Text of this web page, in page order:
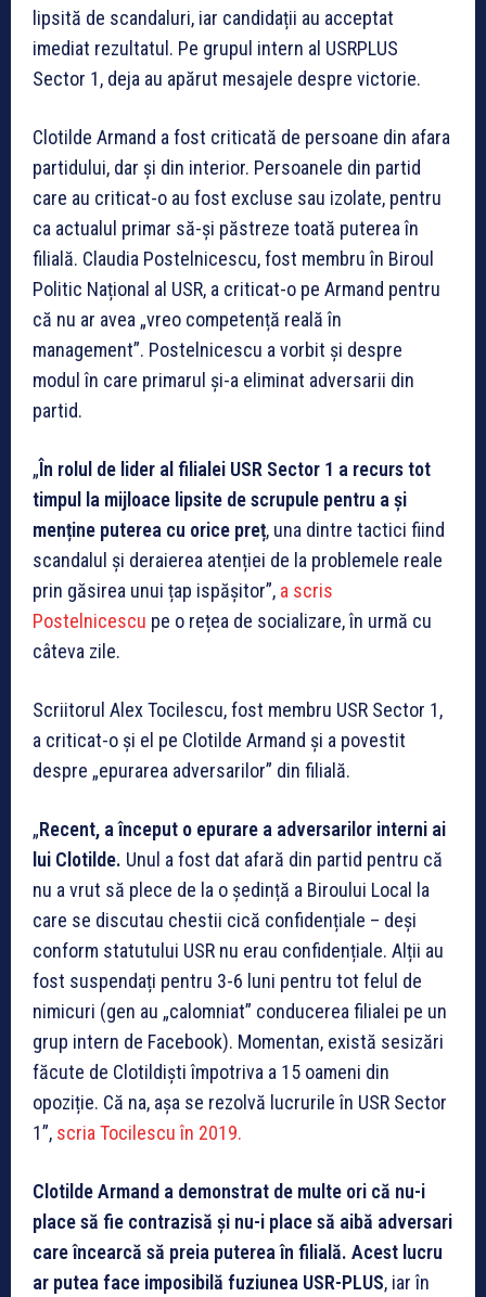
lipsită de scandaluri, iar candidații au acceptat
imediat rezultatul. Pe grupul intern al USRPLUS
Sector 1, deja au apărut mesajele despre victorie.
Clotilde Armand a fost criticată de persoane din afara
partidului, dar și din interior. Persoanele din partid
care au criticat-o au fost excluse sau izolate, pentru
ca actualul primar să-și păstreze toată puterea în
filială. Claudia Postelnicescu, fost membru în Biroul
Politic Național al USR, a criticat-o pe Armand pentru
că nu ar avea „vreo competență reală în
management”. Postelnicescu a vorbit și despre
modul în care primarul și-a eliminat adversarii din
partid.
„În rolul de lider al filialei USR Sector 1 a recurs tot
timpul la mijloace lipsite de scrupule pentru a și
menține puterea cu orice preț, una dintre tactici fiind
scandalul și deraierea atenției de la problemele reale
prin găsirea unui țap ispășitor”, a scris
Postelnicescu pe o rețea de socializare, în urmă cu
câteva zile.
Scriitorul Alex Tocilescu, fost membru USR Sector 1,
a criticat-o și el pe Clotilde Armand și a povestit
despre „epurarea adversarilor” din filială.
„Recent, a început o epurare a adversarilor interni ai
lui Clotilde. Unul a fost dat afară din partid pentru că
nu a vrut să plece de la o ședință a Biroului Local la
care se discutau chestii cică confidențiale – deși
conform statutului USR nu erau confidențiale. Alții au
fost suspendați pentru 3-6 luni pentru tot felul de
nimicuri (gen au „calomniat” conducerea filialei pe un
grup intern de Facebook). Momentan, există sesizări
făcute de Clotildiști împotriva a 15 oameni din
opoziție. Că na, așa se rezolvă lucrurile în USR Sector
1”, scria Tocilescu în 2019.
Clotilde Armand a demonstrat de multe ori că nu-i
place să fie contrazisă și nu-i place să aibă adversari
care încearcă să preia puterea în filială. Acest lucru
ar putea face imposibilă fuziunea USR-PLUS, iar în